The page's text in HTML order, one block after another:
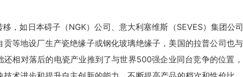
，如日本碍子（NGK）公司、意大利塞维斯（SEVES）集团公
等地设厂生产瓷绝缘子或钢化玻璃绝缘子，美国的拉普公司也
相对落后的电瓷产业推到了与世界500强企业同台竞争的位置